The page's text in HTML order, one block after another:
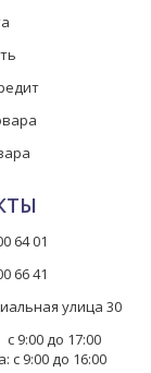
64 01
66 41
улица 30
9:00 до 17:00
9:00 до 16:00